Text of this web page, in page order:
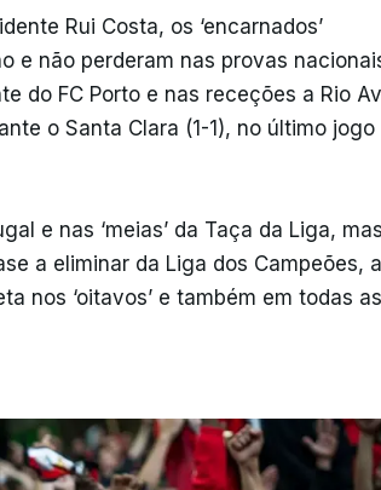
Rui Costa, os ‘encarnados’
e não perderam nas provas
do FC Porto e nas receções a Rio
o Santa Clara (1-1), no último jogo
e nas ‘meias’ da Taça da Liga, mas
a eliminar da Liga dos Campeões,
nos ‘oitavos’ e também em todas as